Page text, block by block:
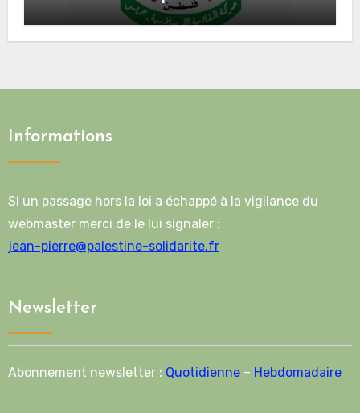
Mladenov concernant la feuille de
route de la deuxième phase de l’accord
Informations
Si un passage hors la loi a échappé à la vigilance du
webmaster merci de le lui signaler :
jean-pierre@palestine-solidarite.fr
Newsletter
Abonnement newsletter : Quotidienne– Hebdomadaire